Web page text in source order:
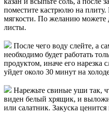
поместите кастрюлю на
мягкости. По желанию можете
листы.
После чего воду слейте, а
необходимо будет работать
продуктом, иначе его нарезка
уйдет около 30 минут на
Нарежьте свиные уши так,
виден белый хрящик, и
или салатник. Закуска